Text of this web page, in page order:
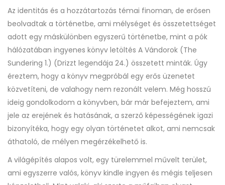
Az identitás és a hozzátartozás témai finoman, de erősen
beolvadtak a történetbe, ami mélységet és összetettséget
adott egy máskülönben egyszerű történetbe, mint a pók
hálózatában ingyenes könyv letöltés A ​Vándorok (The
Sundering 1.) (Drizzt legendája 24.) összetett minták. Úgy
éreztem, hogy a könyv megpróbál egy erős üzenetet
közvetíteni, de valahogy nem rezonált velem. Még hosszú
ideig gondolkodom a könyvben, bár már befejeztem, ami
jele az erejének és hatásának, a szerző képességének igazi
bizonyítéka, hogy egy olyan történetet alkot, ami nemcsak
áthatoló, de mélyen megérzékelhető is.
A világépítés alapos volt, egy türelemmel művelt terület,
ami egyszerre valós, könyv kindle ingyen és mégis teljesen